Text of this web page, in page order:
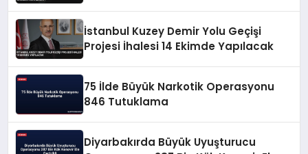
İstanbul Kuzey Demir Yolu Geçişi
Projesi İhalesi 14 Ekimde Yapılacak
75 İlde Büyük Narkotik Operasyonu
846 Tutuklama
Diyarbakırda Büyük Uyuşturucu